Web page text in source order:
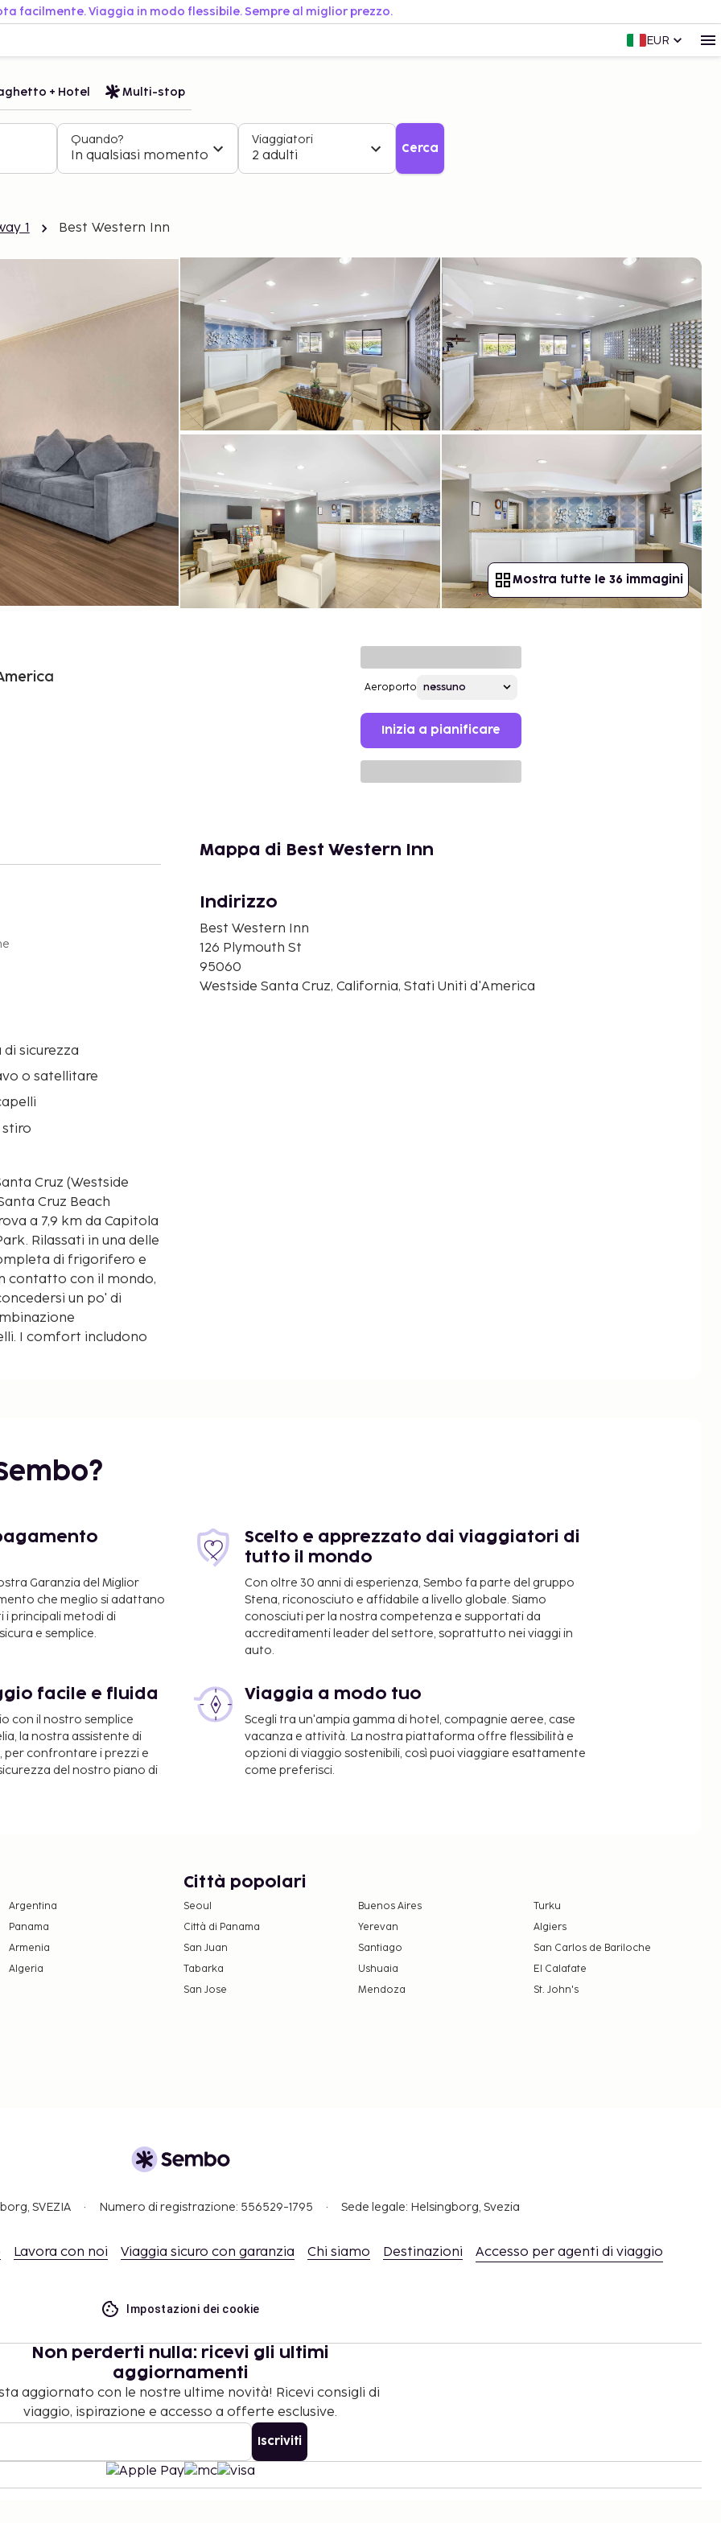
facilmente. Viaggia in modo flessibile. Sempre al miglior prezzo.
EUR
+ Hotel Multi-stop
Quando?
In qualsiasi momento
Viaggiatori
2 adulti Cerca
1 Best Western Inn
Mostra tutte le 36 immagini
Aeroporto
Inizia a pianificare
di sicurezza
o satellitare
stiro
Cruz (Westside
Cruz Beach
Rilassati in una delle
di frigorifero e
contatto con il mondo,
un po' di
I comfort includono
Center: 2,8 km
una palestra, oltre
continentale è
e depositi
modifiche.
Mappa di Best Western Inn
Indirizzo
Best Western Inn
126 Plymouth St
95060
Westside Santa Cruz, California, Stati Uniti d'America
Garanzia del Miglior
che meglio si adattano
i principali metodi di
e semplice.
Scelto e apprezzato dai viaggiatori di
tutto il mondo
Con oltre 30 anni di esperienza, Sembo fa parte del gruppo
Stena, riconosciuto e affidabile a livello globale. Siamo
conosciuti per la nostra competenza e supportati da
accreditamenti leader del settore, soprattutto nei viaggi in
auto.
facile e fluida
con il nostro semplice
la nostra assistente di
per confrontare i prezzi e
del nostro piano di
Viaggia a modo tuo
Scegli tra un'ampia gamma di hotel, compagnie aeree, case
vacanza e attività. La nostra piattaforma offre flessibilità e
opzioni di viaggio sostenibili, così puoi viaggiare esattamente
come preferisci.
Argentina
Panama
Armenia
Algeria
Città popolari
Seoul Buenos Aires
Turku
Città di Panama
Yerevan
Algiers
San Juan
Santiago
San Carlos de Bariloche
Tabarka
Ushuaia
El Calafate
San Jose
Mendoza St. John's
SVEZIA Numero di registrazione: 556529-1795 Sede legale: Helsingborg, Svezia
Lavora con noi Viaggia sicuro con garanzia Chi siamo Destinazioni Accesso per agenti di viaggio
Impostazioni dei cookie
Non perderti nulla: ricevi gli ultimi
aggiornamenti
aggiornato con le nostre ultime novità! Ricevi consigli di
viaggio, ispirazione e accesso a offerte esclusive.
Iscriviti